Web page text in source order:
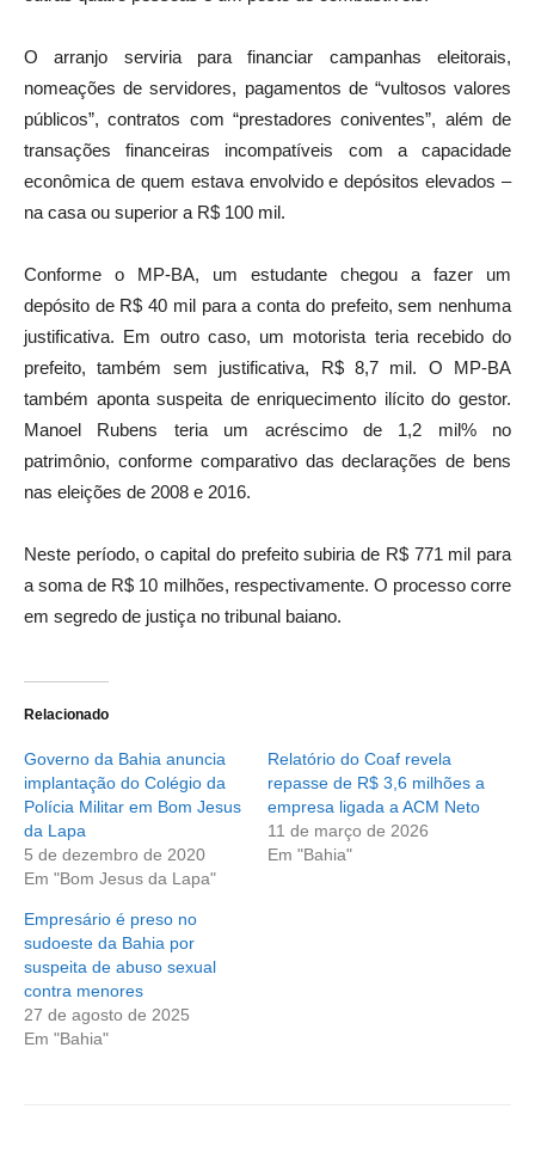
O arranjo serviria para financiar campanhas eleitorais,
nomeações de servidores, pagamentos de “vultosos valores
públicos”, contratos com “prestadores coniventes”, além de
transações financeiras incompatíveis com a capacidade
econômica de quem estava envolvido e depósitos elevados –
na casa ou superior a R$ 100 mil.
Conforme o MP-BA, um estudante chegou a fazer um
depósito de R$ 40 mil para a conta do prefeito, sem nenhuma
justificativa. Em outro caso, um motorista teria recebido do
prefeito, também sem justificativa, R$ 8,7 mil. O MP-BA
também aponta suspeita de enriquecimento ilícito do gestor.
Manoel Rubens teria um acréscimo de 1,2 mil% no
patrimônio, conforme comparativo das declarações de bens
nas eleições de 2008 e 2016.
Neste período, o capital do prefeito subiria de R$ 771 mil para
a soma de R$ 10 milhões, respectivamente. O processo corre
em segredo de justiça no tribunal baiano.
Relacionado
Governo da Bahia anuncia
implantação do Colégio da
Polícia Militar em Bom Jesus
da Lapa
5 de dezembro de 2020
Em "Bom Jesus da Lapa"
Relatório do Coaf revela
repasse de R$ 3,6 milhões a
empresa ligada a ACM Neto
11 de março de 2026
Em "Bahia"
Empresário é preso no
sudoeste da Bahia por
suspeita de abuso sexual
contra menores
27 de agosto de 2025
Em "Bahia"